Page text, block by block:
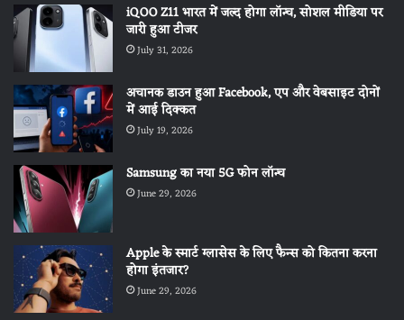
iQOO Z11 भारत में जल्द होगा लॉन्च, सोशल मीडिया पर
जारी हुआ टीजर
July 31, 2026
अचानक डाउन हुआ Facebook, एप और वेबसाइट दोनों
में आई दिक्कत
July 19, 2026
Samsung का नया 5G फोन लॉन्च
June 29, 2026
Apple के स्मार्ट ग्लासेस के लिए फैन्स को कितना करना
होगा इंतजार?
June 29, 2026